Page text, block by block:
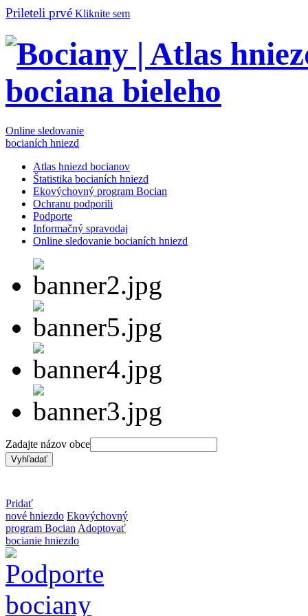
Prileteli prvé Kliknite sem
Online sledovanie
bocianích hniezd
Atlas hniezd bocianov
Štatistika bocianích hniezd
Ekovýchovný program Bocian
Ochranu podporili
Podporte
Informačný spravodaj
Online sledovanie bocianích hniezd
Zadajte názov obce
Pridať
nové hniezdo Ekovýchovný
program Bocian Adoptovať
bocianie hniezdo